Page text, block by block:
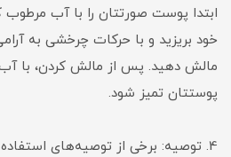
ابتدا پوست صورتتان را با آب
خود بریزید و با حرکات چرخشی به
مالش دهید. پس از مالش کردن، با آب
پوستتان تمیز شود.
4. توصیه: برخی از توصیه‌های